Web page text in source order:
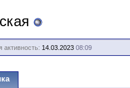
активность: 14.03.2023 08:09